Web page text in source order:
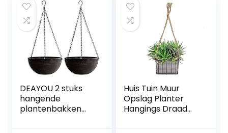
hangende
plantenbakken
voor boho-
tuindecoratie
balkons,
wanddecoratie
DEAYOU 2 stuks
hangende
plantenbakken
Huis Tuin Muur
Opslag Planter
Hangings Draad